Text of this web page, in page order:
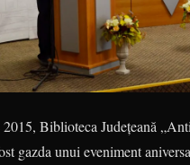
Biblioteca Județeană
gazda unui eveniment